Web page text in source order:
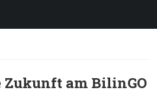
am BilinGO